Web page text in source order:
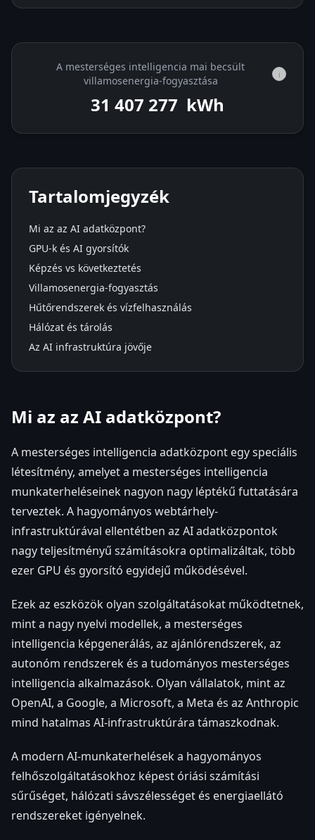
A mesterséges intelligencia mai becsült
villamosenergia-fogyasztása
i
31 408 483 kWh
Tartalomjegyzék
Mi az az AI adatközpont?
GPU-k és AI gyorsítók
Képzés vs következtetés
Villamosenergia-fogyasztás
Hűtőrendszerek és vízfelhasználás
Hálózat és tárolás
Az AI infrastruktúra jövője
Mi az az AI adatközpont?
A mesterséges intelligencia adatközpont egy speciális
létesítmény, amelyet a mesterséges intelligencia
munkaterheléseinek nagyon nagy léptékű futtatására
terveztek. A hagyományos webtárhely-
infrastruktúrával ellentétben az AI adatközpontok
nagy teljesítményű számításokra optimalizáltak, több
ezer GPU és gyorsító egyidejű működésével.
Ezek az eszközök olyan szolgáltatásokat működtetnek,
mint a nagy nyelvi modellek, a mesterséges
intelligencia képgenerálás, az ajánlórendszerek, az
autonóm rendszerek és a tudományos mesterséges
intelligencia alkalmazások. Olyan vállalatok, mint az
OpenAI, a Google, a Microsoft, a Meta és az Anthropic
mind hatalmas AI-infrastruktúrára támaszkodnak.
A modern AI-munkaterhelések a hagyományos
felhőszolgáltatásokhoz képest óriási számítási
sűrűséget, hálózati sávszélességet és energiaellátó
rendszereket igényelnek.